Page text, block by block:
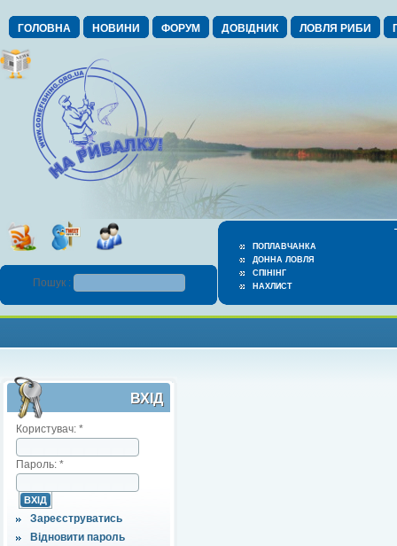
ГОЛОВНА НОВИНИ ФОРУМ ДОВІДНИК ЛОВЛЯ РИБИ
ПОПЛАВЧАНКА
ДОННА ЛОВЛЯ
СПІНІНГ
НАХЛИСТ
Пошук :
ВХІД
Користувач: *
Пароль: *
Зареєструватись
Відновити пароль